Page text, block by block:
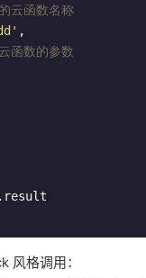
云函数名称
,
函数的参数
风格调用：